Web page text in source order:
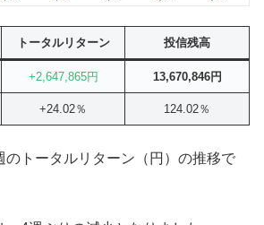
トータルリターン 投信残高
+2,647,865円 13,670,846円
+24.02％ 124.02％
のトータルリターン（円）の推移で